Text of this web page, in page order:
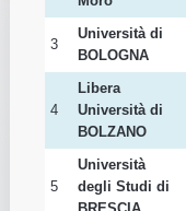
Università
degli Studi di
BARI “Aldo
Moro”
Università di
BOLOGNA
Libera
Università di